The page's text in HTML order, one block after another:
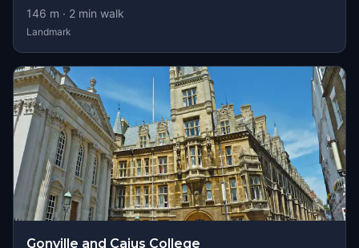
146 m · 2 min walk
Landmark
Gonville and Caius College